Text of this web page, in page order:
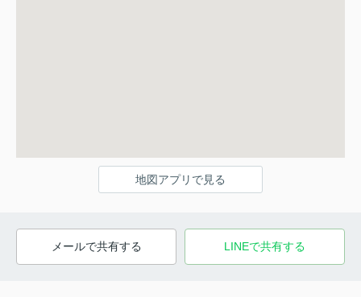
地図アプリで見る
メールで共有する LINEで共有する